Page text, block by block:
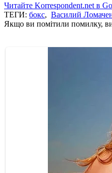
Читайте Korrespondent.net в
ТЕГИ: бокс, Василий
Якщо ви помітили помилку,